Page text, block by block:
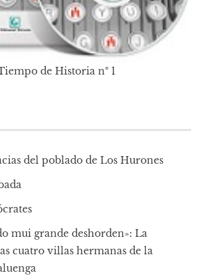
de Historia nº 1
del poblado de Los Hurones
mui grande deshorden»: La
cuatro villas hermanas de la